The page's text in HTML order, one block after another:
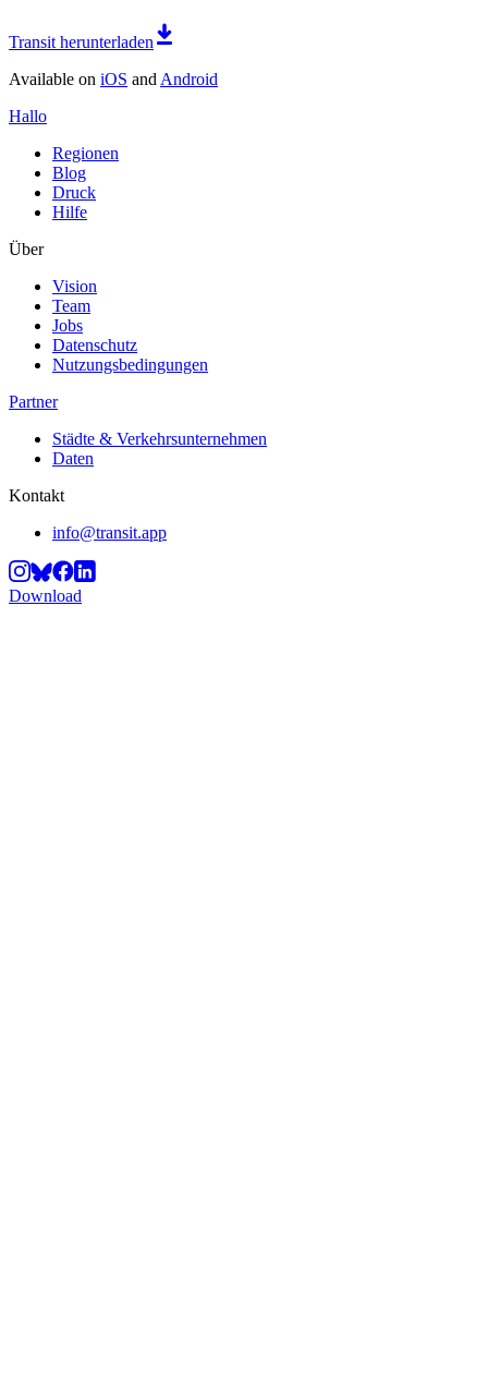
Transit herunterladen
Available on iOS and Android
Hallo
Regionen
Blog
Druck
Hilfe
Über
Vision
Team
Jobs
Datenschutz
Nutzungsbedingungen
Partner
Städte & Verkehrsunternehmen
Daten
Kontakt
info@transit.app
Download